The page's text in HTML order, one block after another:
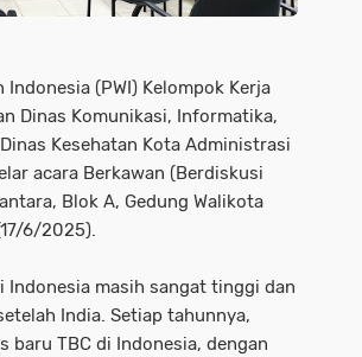
Indonesia (PWI) Kelompok Kerja
Dinas Komunikasi, Informatika,
Kesehatan Kota Administrasi
acara Berkawan (Berdiskusi
Blok A, Gedung Walikota
6/2025).
Indonesia masih sangat tinggi dan
India. Setiap tahunnya,
baru TBC di Indonesia, dengan